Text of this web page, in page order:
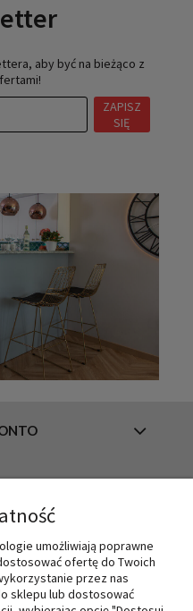
aby być na bieżąco z
ZAPISZ
SIĘ
umożliwiają poprawne
ofertę do Twoich
przez nas
sklepu lub dostosować